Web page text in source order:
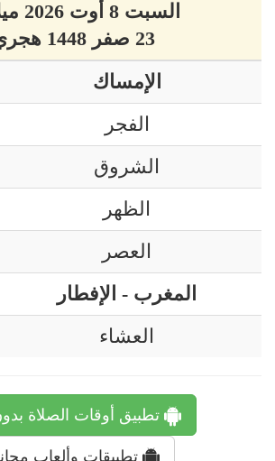
السبت 8 أوت 2026 ميلادي
23 صفر 1448 هجري
الإمساك
الفجر
الشروق
الظهر
العصر
المغرب - الإفطار
العشاء
تطبيق أوقات الصلاة
تطبيقات وألعاب